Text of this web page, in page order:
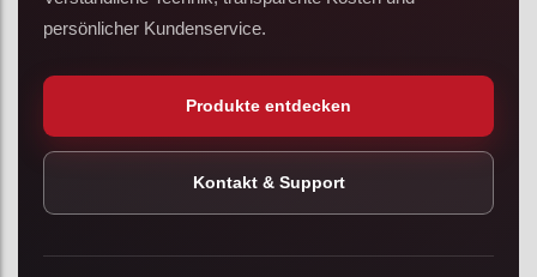
persönlicher Kundenservice.
Produkte entdecken
Kontakt & Support